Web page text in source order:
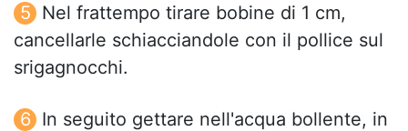
Nel frattempo tirare bobine di 1 cm,
cancellarle schiacciandole con il pollice sul
srigagnocchi.
In seguito gettare nell'acqua bollente, in